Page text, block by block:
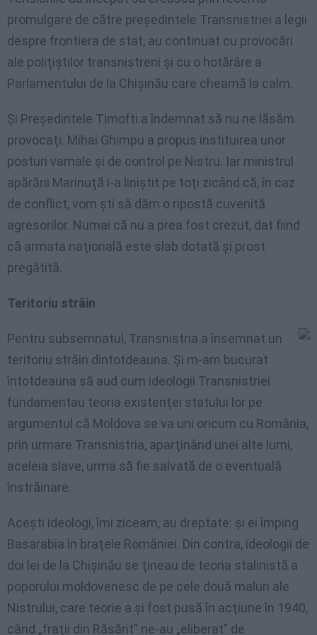
promulgare de către preşedintele Transnistriei a legii
despre frontiera de stat, au continuat cu provocări
ale poliţiştilor transnistreni şi cu o hotărâre a
Parlamentului de la Chişinău care cheamă la calm.
Şi Preşedintele Timofti a îndemnat să nu ne lăsăm
provocaţi. Mihai Ghimpu a propus instituirea unor
posturi vamale şi de control pe Nistru. Iar ministrul
apărării Marinuţă i-a liniştit pe toţi zicând că, în caz
de conflict, vom şti să dăm o ripostă cuvenită
agresorilor. Numai că nu a prea fost crezut, dat fiind
că armata naţională este slab dotată şi prost
pregătită.
Teritoriu străin
Pentru subsemnatul, Transnistria a însemnat un
teritoriu străin dintotdeauna. Şi m-am bucurat
întotdeauna să aud cum ideologii Transnistriei
fundamentau teoria existenţei statului lor pe
argumentul că Moldova se va uni oricum cu România,
prin urmare Transnistria, aparţinând unei alte lumi,
aceleia slave, urma să fie salvată de o eventuală
înstrăinare.
Aceşti ideologi, îmi ziceam, au dreptate: şi ei împing
Basarabia în braţele României. Din contra, ideologii de
doi lei de la Chişinău se ţineau de teoria stalinistă a
poporului moldovenesc de pe cele două maluri ale
Nistrului, care teorie a şi fost pusă în acţiune în 1940,
când „fraţii din Răsărit” ne-au „eliberat” de